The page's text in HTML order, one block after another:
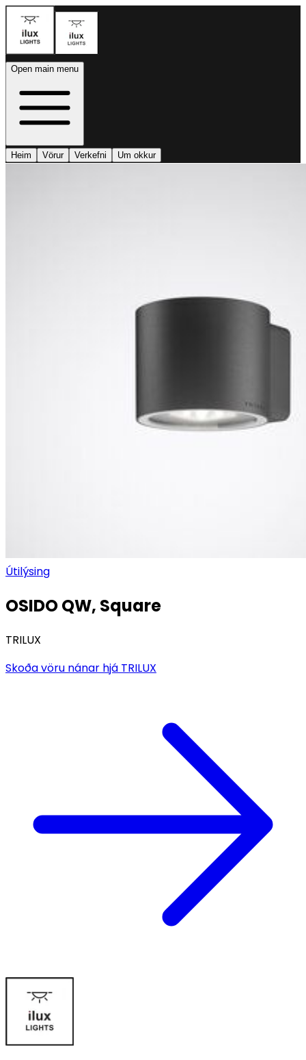
Open main menu
Heim Vörur Verkefni Um okkur
Útilýsing
OSIDO QW, Square
TRILUX
Skoða vöru nánar hjá TRILUX